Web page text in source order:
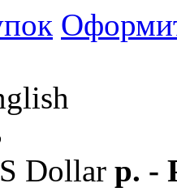
Dollar р. -